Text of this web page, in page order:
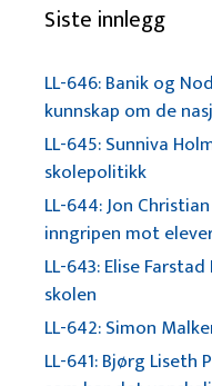
Siste innlegg
LL-646: Banik og
kunnskap om de
LL-645: Sunniva
skolepolitikk
LL-644: Jon
inngripen mot
LL-643: Elise
skolen
LL-642: Simon
LL-641: Bjørg